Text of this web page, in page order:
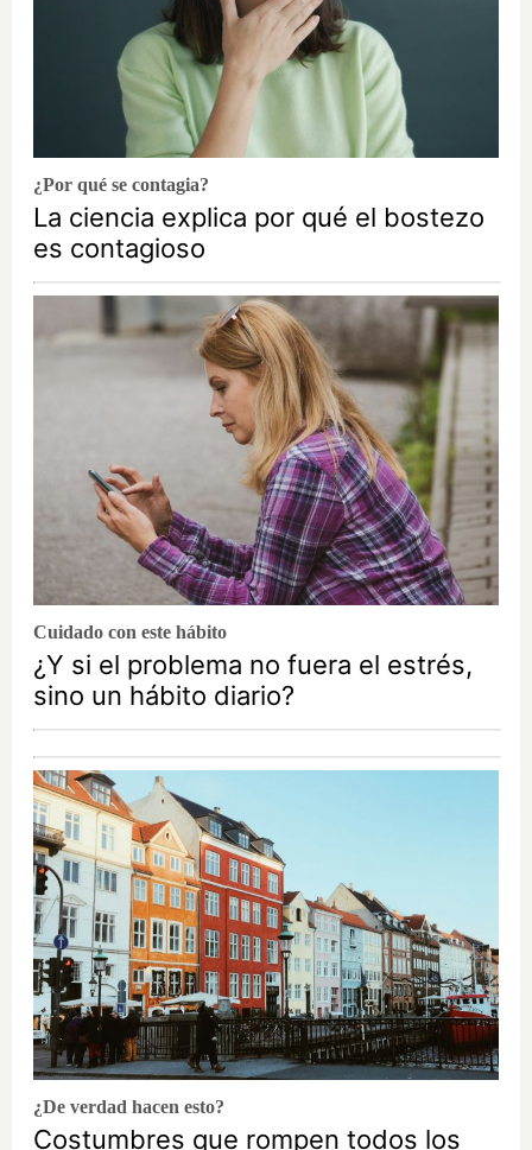
¿Por qué se contagia?
La ciencia explica por qué el bostezo
es contagioso
Cuidado con este hábito
¿Y si el problema no fuera el estrés,
sino un hábito diario?
¿De verdad hacen esto?
Costumbres que rompen todos los